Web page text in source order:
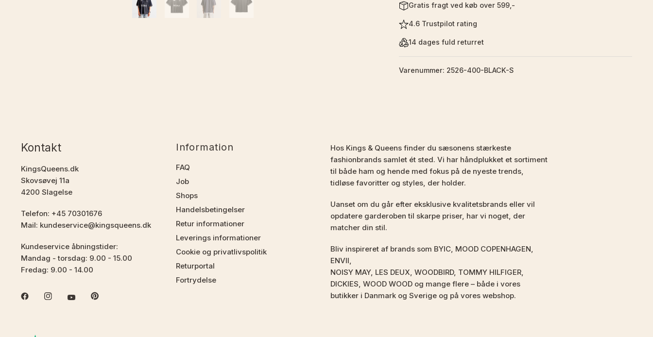
Gratis fragt ved køb over 599,-
4.6 Trustpilot rating
14 dages fuld returret
Varenummer: 2526-400-BLACK-S
Kontakt
KingsQueens.dk
Skovsøvej 11a
4200 Slagelse
Telefon: +45 70301676
Mail: kundeservice@kingsqueens.dk
Kundeservice åbningstider:
Mandag - torsdag: 9.00 - 15.00
Fredag: 9.00 - 14.00
Information
FAQ
Job
Shops
Handelsbetingelser
Retur informationer
Leverings informationer
Cookie og privatlivspolitik
Returportal
Fortrydelse
Hos Kings & Queens finder du sæsonens stærkeste
fashionbrands samlet ét sted. Vi har håndplukket et sortiment
til både ham og hende med fokus på de nyeste trends,
tidløse favoritter og styles, der holder.
Uanset om du går efter eksklusive kvalitetsbrands eller vil
opdatere garderoben til skarpe priser, har vi noget, der
matcher din stil.
Bliv inspireret af brands som BYIC, MOOD COPENHAGEN,
ENVII,
NOISY MAY, LES DEUX, WOODBIRD, TOMMY HILFIGER,
DICKIES, WOOD WOOD og mange flere – både i vores
butikker i Danmark og Sverige og på vores webshop.